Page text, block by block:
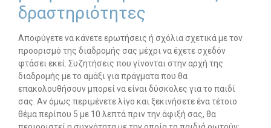
δραστηριότητες
Αποφύγετε να κάνετε ερωτήσεις ή σχόλια σχετικά με τον
προορισμό της διαδρομής σας μέχρι να έχετε σχεδόν
φτάσει εκεί. Συζητήσεις που γίνονται στην αρχή της
διαδρομής με το αμάξι για πράγματα που θα
επακολουθήσουν μπορεί να είναι δύσκολες για το παιδί
σας. Αν όμως περιμένετε λίγο και ξεκινήσετε ένα τέτοιο
θέμα περίπου 5 με 10 λεπτά πριν την άφιξή σας, θα